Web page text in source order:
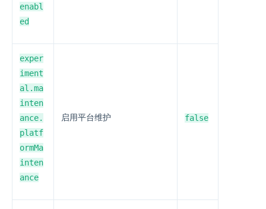
enabl
ed
exper
iment
al.ma
inten
ance.
platf
ormMa
inten
ance
启用平台维护 false